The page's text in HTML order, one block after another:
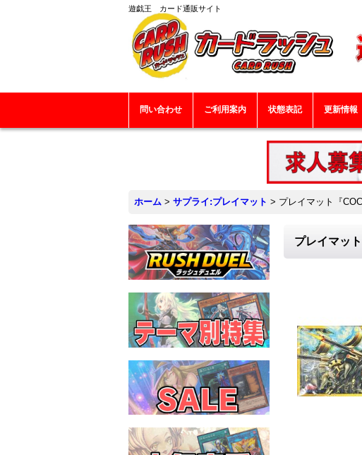
遊戯王 カード通販サイト
問い合わせ ご利用案内 状態表記 更新情報
ホーム > サプライ:プレイマット > プレイマット『
プレイマッ